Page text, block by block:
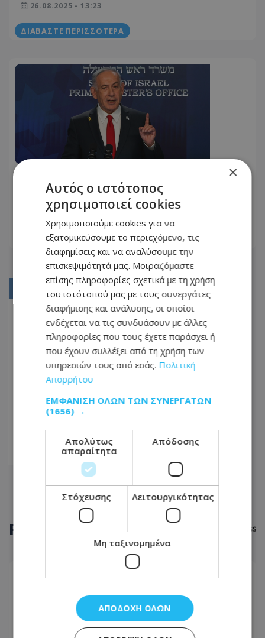
ζήτησε ο ΟΗΕ
26.08.2025 - 13:23
ΔΙΑΒΆΣΤΕ ΠΕΡΙΣΣΌΤΕΡΑ
Αυξάνεται η πίεση στον Νετανιάχου
να καταλήξει σε συμφωνία για την
απελευθέρωση των ομήρων
24.08.2025 - 09:15
ΔΙΑΒΆΣΤΕ ΠΕΡΙΣΣΌΤΕΡΑ
02
04
ΡΟΗ ΕΙΔΗΣΕΩΝ
ΚΟΙΝΩΝΙΑ
09.08.2026 - 08:34
«Καλό ταξίδι, φίλε Μάικ…» – Το συγκινητικό
αντίο σε αγαπητό πρόσωπο της εστίασης - Δείτε
φωτογραφία του
×
Αυτός ο ιστότοπος
χρησιμοποιεί cookies
Χρησιμοποιούμε cookies για να
εξατομικεύσουμε το περιεχόμενο, τις
διαφημίσεις και να αναλύσουμε την
επισκεψιμότητά μας. Μοιραζόμαστε
επίσης πληροφορίες σχετικά με τη χρήση
του ιστότοπού μας με τους συνεργάτες
διαφήμισης και ανάλυσης, οι οποίοι
ενδέχεται να τις συνδυάσουν με άλλες
πληροφορίες που τους έχετε παράσχει ή
που έχουν συλλέξει από τη χρήση των
υπηρεσιών τους από εσάς. Πολιτική
Απορρήτου
ΕΜΦΆΝΙΣΗ ΌΛΩΝ ΤΩΝ ΣΥΝΕΡΓΑΤΏΝ
(1656) →
Απολύτως
απαραίτητα
Απόδοσης
Στόχευσης Λειτουργικότητας
Μη ταξινομημένα
ΑΠΟΔΟΧΉ ΌΛΩΝ